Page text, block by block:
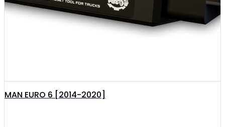
MAN EURO 6 [2014-2020]